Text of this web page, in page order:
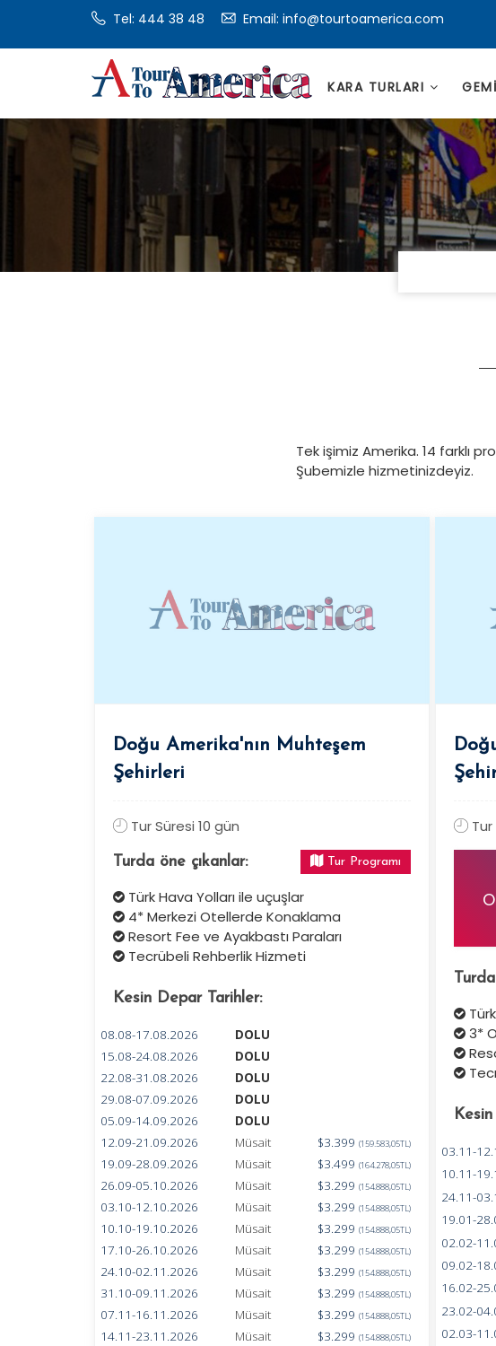
Tel: 444 38 48 Email: info@tourtoamerica.com
KARA TURLARI
Tek işimiz Amerika. 14 farklı
Şubemizle hizmetinizdeyiz.
Doğu Amerika'nın Muhteşem
Şehirleri
Tur Süresi 10 gün
Turda öne çıkanlar: Tur Programı
Türk Hava Yolları ile uçuşlar
4* Merkezi Otellerde Konaklama
Resort Fee ve Ayakbastı Paraları
Tecrübeli Rehberlik Hizmeti
Kesin Depar Tarihler:
08.08-17.08.2026
DOLU
15.08-24.08.2026
DOLU
22.08-31.08.2026
DOLU
29.08-07.09.2026
DOLU
05.09-14.09.2026
DOLU
12.09-21.09.2026
Müsait $3.399 (159.583,05TL)
19.09-28.09.2026 Müsait $3.499 (164.278,05TL)
26.09-05.10.2026 Müsait $3.299 (154.888,05TL)
03.10-12.10.2026 Müsait $3.299 (154.888,05TL)
10.10-19.10.2026 Müsait $3.299 (154.888,05TL)
17.10-26.10.2026 Müsait $3.299 (154.888,05TL)
24.10-02.11.2026 Müsait $3.299 (154.888,05TL)
31.10-09.11.2026 Müsait $3.299 (154.888,05TL)
07.11-16.11.2026 Müsait $3.299 (154.888,05TL)
14.11-23.11.2026 Müsait $3.299 (154.888,05TL)
3*
03.11-
10.11-
24.11-
19.01-
02.02-
09.02-
16.02-
23.02-
02.03-